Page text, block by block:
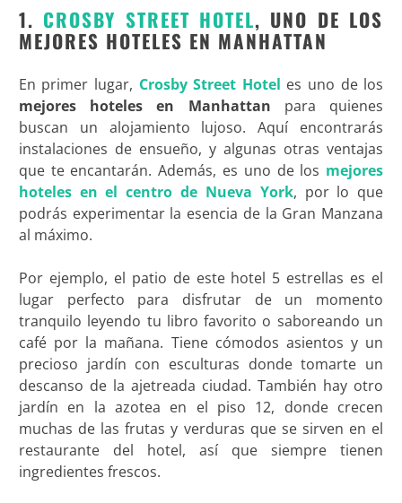
1. CROSBY STREET HOTEL, UNO DE LOS
MEJORES HOTELES EN MANHATTAN
En primer lugar, Crosby Street Hotel es uno de los
mejores hoteles en Manhattan para quienes
buscan un alojamiento lujoso. Aquí encontrarás
instalaciones de ensueño, y algunas otras ventajas
que te encantarán. Además, es uno de los mejores
hoteles en el centro de Nueva York, por lo que
podrás experimentar la esencia de la Gran Manzana
al máximo.
Por ejemplo, el patio de este hotel 5 estrellas es el
lugar perfecto para disfrutar de un momento
tranquilo leyendo tu libro favorito o saboreando un
café por la mañana. Tiene cómodos asientos y un
precioso jardín con esculturas donde tomarte un
descanso de la ajetreada ciudad. También hay otro
jardín en la azotea en el piso 12, donde crecen
muchas de las frutas y verduras que se sirven en el
restaurante del hotel, así que siempre tienen
ingredientes frescos.